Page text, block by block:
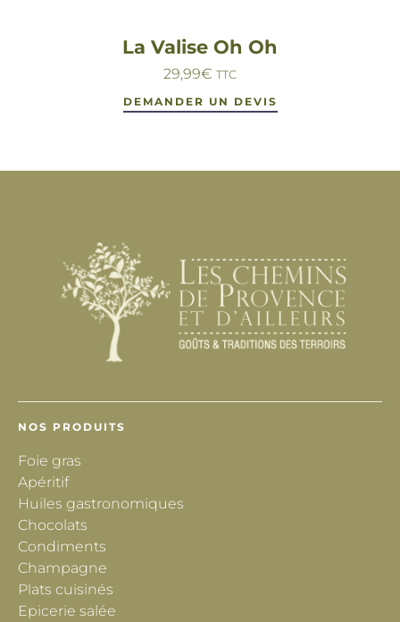
La Valise Oh Oh
29,99€ TTC
DEMANDER UN DEVIS
NOS PRODUITS
Foie gras
Apéritif
Huiles gastronomiques
Chocolats
Condiments
Champagne
Plats cuisinés
Epicerie salée